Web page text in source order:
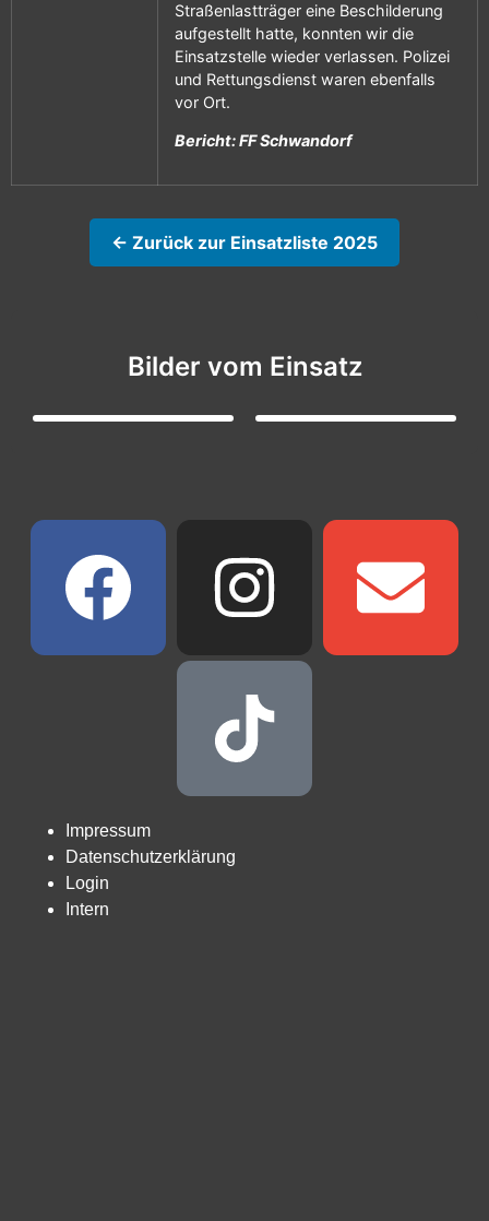
Straßenlastträger eine Beschilderung
aufgestellt hatte, konnten wir die
Einsatzstelle wieder verlassen. Polizei
und Rettungsdienst waren ebenfalls
vor Ort.
Bericht: FF Schwandorf
← Zurück zur Einsatzliste 2025
Bilder vom Einsatz
Impressum
Datenschutzerklärung
Login
Intern